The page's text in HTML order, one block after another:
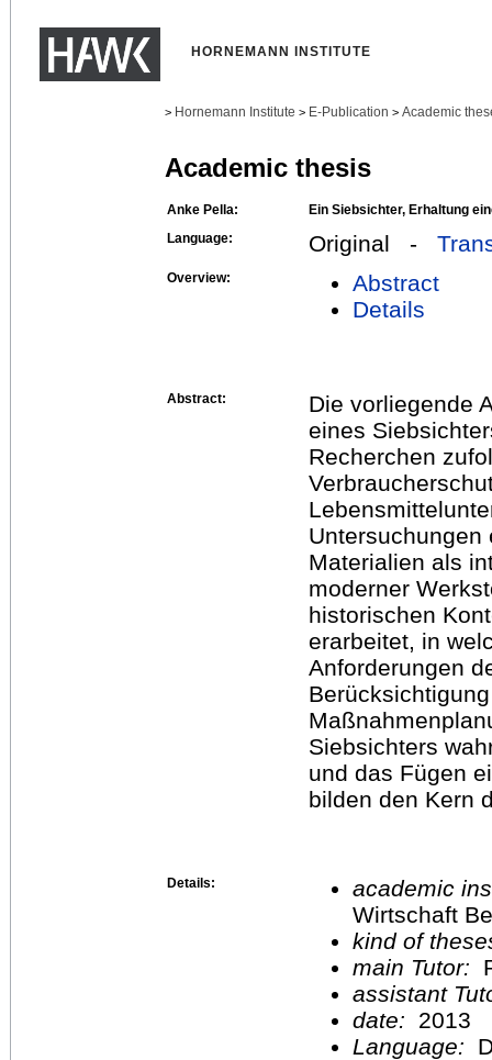
HORNEMANN INSTITUTE
> Hornemann Institute > E-Publication > Academic
Academic thesis
Anke Pella:
Ein Siebsichter, Erhaltung
Language:
Original -
Overview:
Abstract
Details
Abstract:
Die vorliegende
eines
Recherchen
Untersuchungen
Materialien als
moderner
historischen
erarbeitet, in
Anforderungen
Siebsichters
und das Fügen
bilden den Kern
Details:
academic
Wirtschaft
kind of
main Tutor:
assistant
date:
2013
Language: